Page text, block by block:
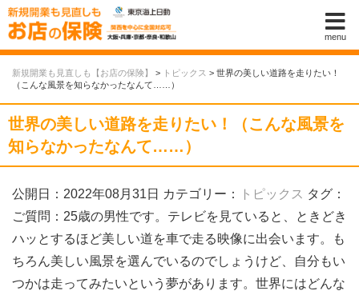
menu
新規開業も見直しも【お店の保険】 > トピックス > 世界の美しい道路を走りたい！
（こんな風景を知らなかったなんて……）
世界の美しい道路を走りたい！（こんな風景を
知らなかったなんて……）
公開日：2022年08月31日 カテゴリー： トピックス タグ：
ご質問：25歳の男性です。テレビを見ていると、ときどき
ハッとするほど美しい道を車で走る映像に出会います。も
ちろん美しい風景を選んでいるのでしょうけど、自分もい
つかは走ってみたいという夢があります。世界にはどんな